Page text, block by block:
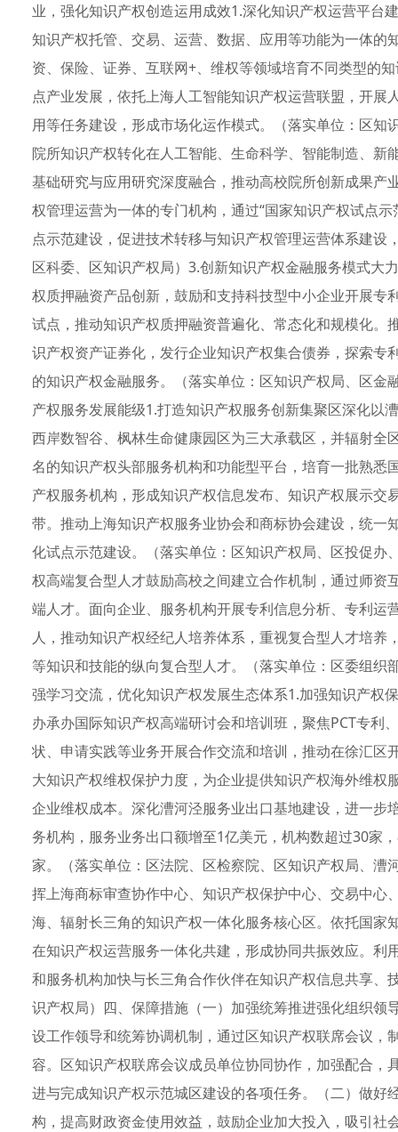
业，强化知识产权创造运用成效1.深化知识产权运营平台
知识产权托管、交易、运营、数据、应用等功能为一体
资、保险、证券、互联网+、维权等领域培育不同类型的
点产业发展，依托上海人工智能知识产权运营联盟，开
用等任务建设，形成市场化运作模式。（落实单位：区
院所知识产权转化在人工智能、生命科学、智能制造、
基础研究与应用研究深度融合，推动高校院所创新成果
权管理运营为一体的专门机构，通过“国家知识产权试点
点示范建设，促进技术转移与知识产权管理运营体系建
区科委、区知识产权局）3.创新知识产权金融服务模式大
权质押融资产品创新，鼓励和支持科技型中小企业开展
试点，推动知识产权质押融资普遍化、常态化和规模化
识产权资产证券化，发行企业知识产权集合债券，探索
的知识产权金融服务。（落实单位：区知识产权局、区
产权服务发展能级1.打造知识产权服务创新集聚区深化以
西岸数智谷、枫林生命健康园区为三大承载区，并辐射
名的知识产权头部服务机构和功能型平台，培育一批熟
产权服务机构，形成知识产权信息发布、知识产权展示
带。推动上海知识产权服务业协会和商标协会建设，统
化试点示范建设。（落实单位：区知识产权局、区投促
权高端复合型人才鼓励高校之间建立合作机制，通过师
端人才。面向企业、服务机构开展专利信息分析、专利
人，推动知识产权经纪人培养体系，重视复合型人才培
等知识和技能的纵向复合型人才。（落实单位：区委组
强学习交流，优化知识产权发展生态体系1.加强知识产权
办承办国际知识产权高端研讨会和培训班，聚焦PCT专利
状、申请实践等业务开展合作交流和培训，推动在徐汇
大知识产权维权保护力度，为企业提供知识产权海外维
企业维权成本。深化漕河泾服务业出口基地建设，进一
务机构，服务业务出口额增至1亿美元，机构数超过30家
家。（落实单位：区法院、区检察院、区知识产权局、
挥上海商标审查协作中心、知识产权保护中心、交易中
海、辐射长三角的知识产权一体化服务核心区。依托国
在知识产权运营服务一体化共建，形成协同共振效应。
和服务机构加快与长三角合作伙伴在知识产权信息共享
识产权局）四、保障措施（一）加强统筹推进强化组织
设工作领导和统筹协调机制，通过区知识产权联席会议
容。区知识产权联席会议成员单位协同协作，加强配合
进与完成知识产权示范城区建设的各项任务。（二）做
构，提高财政资金使用效益，鼓励企业加大投入，吸引